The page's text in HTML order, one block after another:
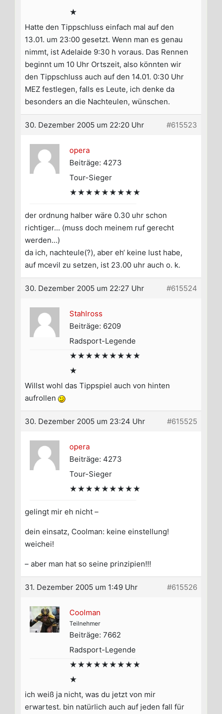
★
Hatte den Tippschluss einfach mal auf den
13.01. um 23:00 gesetzt. Wenn man es genau
nimmt, ist Adelaide 9:30 h voraus. Das Rennen
beginnt um 10 Uhr Ortszeit, also könnten wir
den Tippschluss auch auf den 14.01. 0:30 Uhr
MEZ festlegen, falls es Leute, ich denke da
besonders an die Nachteulen, wünschen.
30. Dezember 2005 um 22:20 Uhr #615523
opera
Beiträge: 4273
Tour-Sieger
★★★★★★★★★
der ordnung halber wäre 0.30 uhr schon
richtiger… (muss doch meinem ruf gerecht
werden…)
da ich, nachteule(?), aber eh‘ keine lust habe,
auf mcevil zu setzen, ist 23.00 uhr auch o. k.
30. Dezember 2005 um 22:27 Uhr #615524
Stahlross
Beiträge: 6209
Radsport-Legende
★★★★★★★★★
★
Willst wohl das Tippspiel auch von hinten
aufrollen
30. Dezember 2005 um 23:24 Uhr #615525
opera
Beiträge: 4273
Tour-Sieger
★★★★★★★★★
gelingt mir eh nicht –
dein einsatz, Coolman: keine einstellung!
weichei!
– aber man hat so seine prinzipien!!!
31. Dezember 2005 um 1:49 Uhr #615526
Coolman
Teilnehmer
Beiträge: 7662
Radsport-Legende
★★★★★★★★★
★
ich weiß ja nicht, was du jetzt von mir
erwartest. bin natürlich auch auf jeden fall für